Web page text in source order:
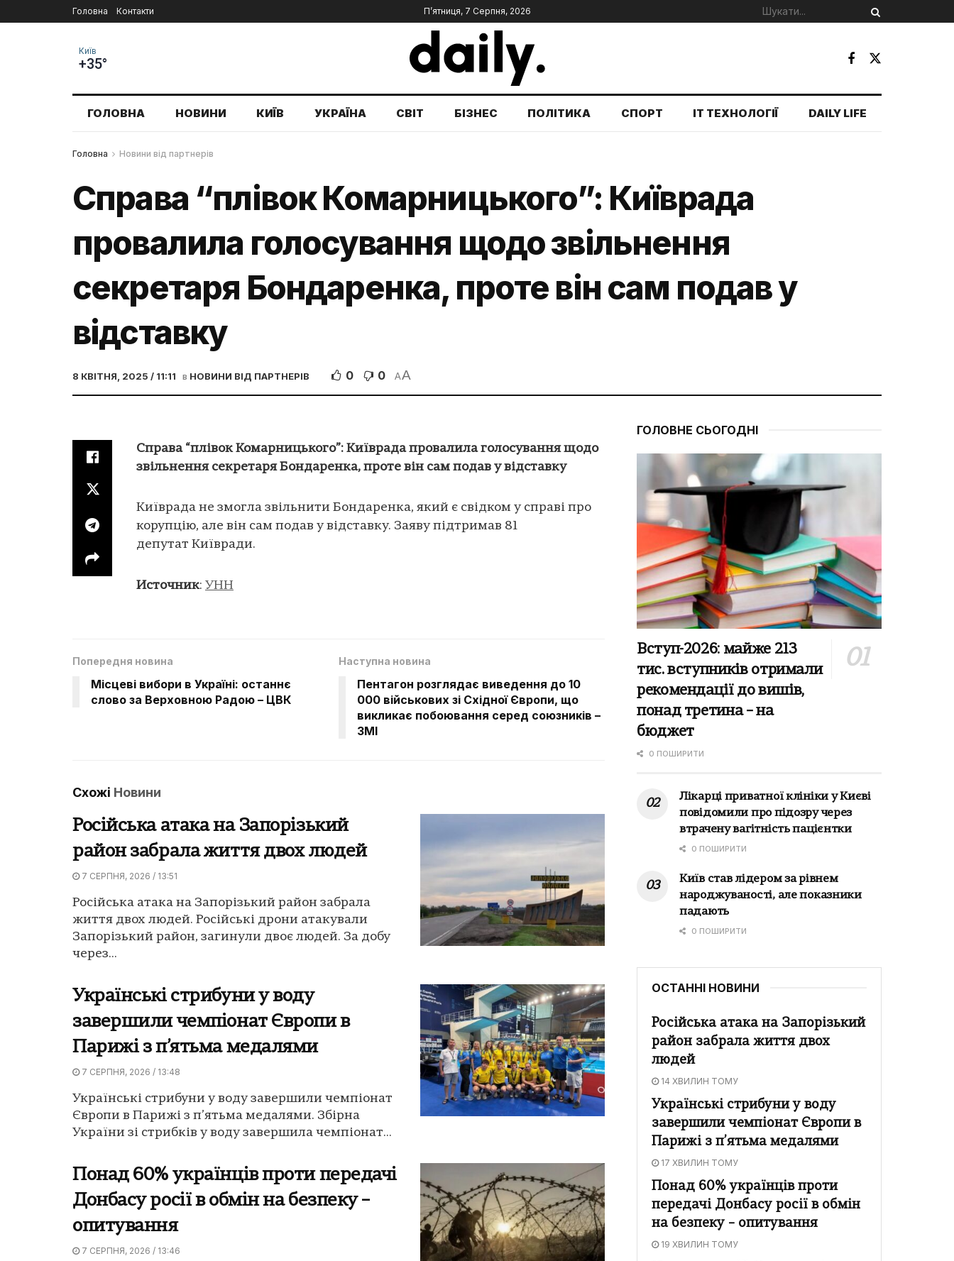
Головна Контакти П’ятниця, 7 Серпня, 2026
Київ
+35°
ГОЛОВНА НОВИНИ КИЇВ УКРАЇНА СВІТ БІЗНЕС ПОЛІТИКА СПОРТ IT ТЕХНОЛОГІЇ DAILY LIFE
Головна Новини від партнерів
Справа “плівок Комарницького”: Київрада
провалила голосування щодо звільнення
секретаря Бондаренка, проте він сам подав у
відставку
8 КВІТНЯ, 2025 / 11:11 в НОВИНИ ВІД ПАРТНЕРІВ 0 0 AA
Справа “плівок Комарницького”: Київрада провалила голосування щодо
звільнення секретаря Бондаренка, проте він сам подав у відставку
Київрада не змогла звільнити Бондаренка, який є свідком у справі про
корупцію, але він сам подав у відставку. Заяву підтримав 81
депутат Київради.
Источник: УНН
Попередня новина
Місцеві вибори в Україні: останнє
слово за Верховною Радою – ЦВК
Наступна новина
Пентагон розглядає виведення до 10
000 військових зі Східної Європи, що
викликає побоювання серед союзників –
ЗМІ
Схожі Новини
Російська атака на Запорізький
район забрала життя двох людей
7 СЕРПНЯ, 2026 / 13:51
Російська атака на Запорізький район забрала
життя двох людей. Російські дрони атакували
Запорізький район, загинули двоє людей. За добу
через...
Українські стрибуни у воду
завершили чемпіонат Європи в
Парижі з п’ятьма медалями
7 СЕРПНЯ, 2026 / 13:48
Українські стрибуни у воду завершили чемпіонат
Європи в Парижі з п’ятьма медалями. Збірна
України зі стрибків у воду завершила чемпіонат...
Понад 60% українців проти передачі
Донбасу росії в обмін на безпеку –
опитування
7 СЕРПНЯ, 2026 / 13:46
ГОЛОВНЕ СЬОГОДНІ
Вступ-2026: майже 213
тис. вступників отримали
рекомендації до вишів,
понад третина – на
бюджет
0 ПОШИРИТИ
Лікарці приватної клініки у Києві
повідомили про підозру через
втрачену вагітність пацієнтки
0 ПОШИРИТИ
Київ став лідером за рівнем
народжуваності, але показники
падають
0 ПОШИРИТИ
ОСТАННІ НОВИНИ
Російська атака на Запорізький
район забрала життя двох
людей
14 ХВИЛИН ТОМУ
Українські стрибуни у воду
завершили чемпіонат Європи в
Парижі з п’ятьма медалями
17 ХВИЛИН ТОМУ
Понад 60% українців проти
передачі Донбасу росії в обмін
на безпеку – опитування
19 ХВИЛИН ТОМУ